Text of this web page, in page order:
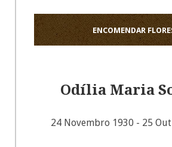
ENCOMENDAR
Odília Maria
24 Novembro 1930 - 25